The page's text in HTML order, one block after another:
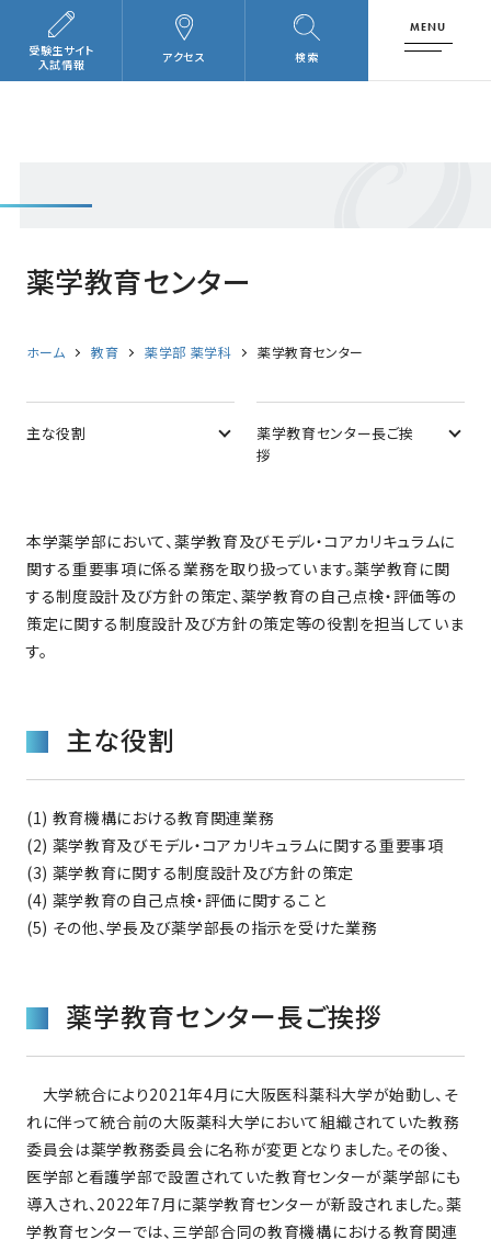
検索
アクセス
受験生サイト
入試情報
MENU
薬学教育センター
ホーム 教育 薬学部 薬学科 薬学教育センター
主な役割
薬学教育センター長ご挨
拶
本学薬学部において、薬学教育及びモデル・コアカリキュラムに
関する重要事項に係る業務を取り扱っています。薬学教育に関
する制度設計及び方針の策定、薬学教育の自己点検・評価等の
策定に関する制度設計及び方針の策定等の役割を担当していま
す。
主な役割
(1) 教育機構における教育関連業務
(2) 薬学教育及びモデル・コアカリキュラムに関する重要事項
(3) 薬学教育に関する制度設計及び方針の策定
(4) 薬学教育の自己点検・評価に関すること
(5) その他、学長及び薬学部長の指示を受けた業務
薬学教育センター長ご挨拶
大学統合により2021年4月に大阪医科薬科大学が始動し、そ
れに伴って統合前の大阪薬科大学において組織されていた教務
委員会は薬学教務委員会に名称が変更となりました。その後、
医学部と看護学部で設置されていた教育センターが薬学部にも
導入され、2022年7月に薬学教育センターが新設されました。薬
学教育センターでは、三学部合同の教育機構における教育関連